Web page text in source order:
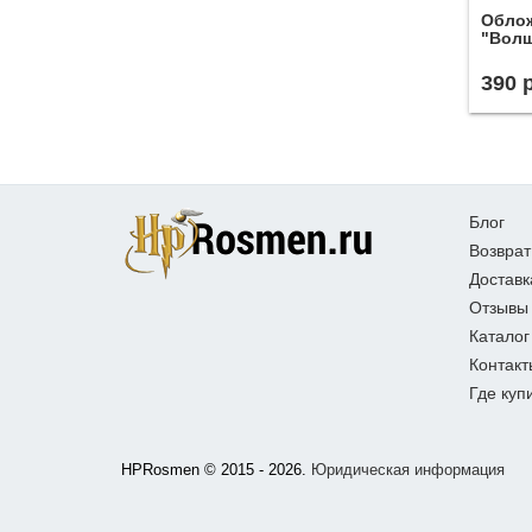
390
Блог
Возврат
Отзывы
Каталог
Где
HPRosmen © 2015 - 2026. Юридическая информация